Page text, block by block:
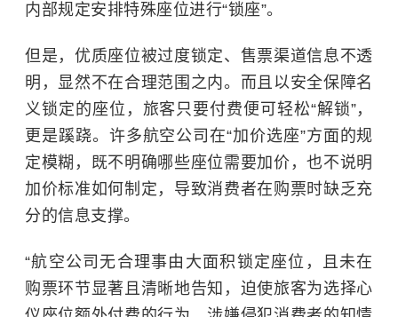
内部规定安排特殊座位进行“锁座”。
但是，优质座位被过度锁定、售票渠道信息不透
明，显然不在合理范围之内。而且以安全保障名
义锁定的座位，旅客只要付费便可轻松“解锁”，
更是蹊跷。许多航空公司在“加价选座”方面的规
定模糊，既不明确哪些座位需要加价，也不说明
加价标准如何制定，导致消费者在购票时缺乏充
分的信息支撑。
“航空公司无合理事由大面积锁定座位，且未在
购票环节显著且清晰地告知，迫使旅客为选择心